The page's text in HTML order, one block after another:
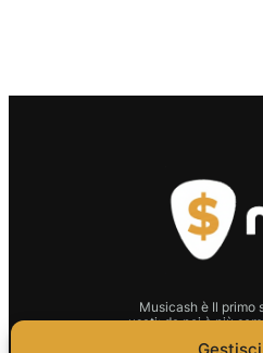
Musicash è Il primo
usati: da noi è più